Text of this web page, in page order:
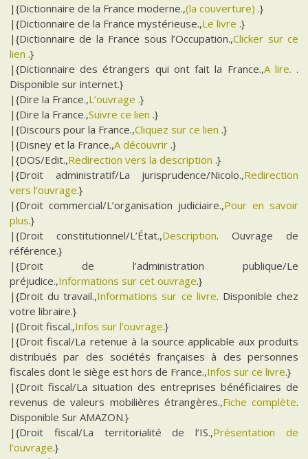
|{Dictionnaire de la France moderne.,(la couverture) .}
|{Dictionnaire de la France mystérieuse.,Le livre .}
|{Dictionnaire de la France sous l’Occupation.,Clicker sur ce
lien .}
|{Dictionnaire des étrangers qui ont fait la France.,A lire. .
Disponible sur internet.}
|{Dire la France.,L’ouvrage .}
|{Dire la France.,Suivre ce lien .}
|{Discours pour la France.,Cliquez sur ce lien .}
|{Disney et la France.,A découvrir .}
|{DOS/Edit.,Redirection vers la description .}
|{Droit administratif/La jurisprudence/Nicolo.,Redirection
vers l’ouvrage.}
|{Droit commercial/L’organisation judiciaire.,Pour en savoir
plus.}
|{Droit constitutionnel/L’État.,Description. Ouvrage de
référence.}
|{Droit de l’administration publique/Le
préjudice.,Informations sur cet ouvrage.}
|{Droit du travail.,Informations sur ce livre. Disponible chez
votre libraire.}
|{Droit fiscal.,Infos sur l’ouvrage.}
|{Droit fiscal/La retenue à la source applicable aux produits
distribués par des sociétés françaises à des personnes
fiscales dont le siège est hors de France.,Infos sur ce livre.}
|{Droit fiscal/La situation des entreprises bénéficiaires de
revenus de valeurs mobilières étrangères.,Fiche complète.
Disponible Sur AMAZON.}
|{Droit fiscal/La territorialité de l’IS.,Présentation de
l’ouvrage.}